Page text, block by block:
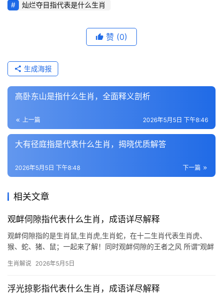
灿烂夺目指代表是什么生肖
赞 (0)
生成海报
高卧东山是指什么生肖，全面释义剖析
上一篇 2026年5月5日 下午8:46
大有径庭指是代表什么生肖，揭晓优质解答
下一篇
2026年5月5日 下午8:48
相关文章
观衅伺隙指代表什么生肖，成语详尽解释
观衅伺隙指的是生肖鼠,生肖虎,生肖蛇，在十二生肖代表生肖虎、
猴、蛇、猪、鼠；一起来了解！同时观衅伺隙的王者之风 所谓“观衅
此道，当属生肖虎，虎为百兽之王，天生具备敏锐的洞察力与果断
生肖解说 2026年5月5日
浮光掠影指代表什么生肖，成语详尽解释